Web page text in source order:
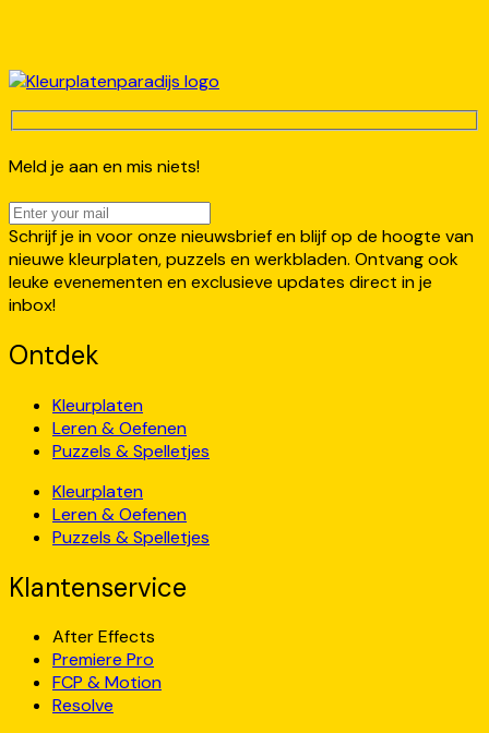
Meld je aan en mis niets!
Schrijf je in voor onze nieuwsbrief en blijf op de hoogte van
nieuwe kleurplaten, puzzels en werkbladen. Ontvang ook
leuke evenementen en exclusieve updates direct in je
inbox!
Ontdek
Kleurplaten
Leren & Oefenen
Puzzels & Spelletjes
Kleurplaten
Leren & Oefenen
Puzzels & Spelletjes
Klantenservice
After Effects
Premiere Pro
FCP & Motion
Resolve